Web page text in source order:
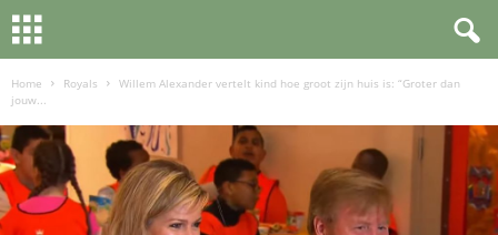
Home Royals
Willem Alexander vertelt kind hoe groot zijn huis is: “Groter dan
jouw...